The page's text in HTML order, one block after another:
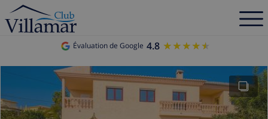
Évaluation de Google 4.8 ★★★★★
★★★★★